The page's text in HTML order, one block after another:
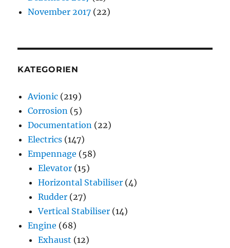
November 2017 (22)
KATEGORIEN
Avionic (219)
Corrosion (5)
Documentation (22)
Electrics (147)
Empennage (58)
Elevator (15)
Horizontal Stabiliser (4)
Rudder (27)
Vertical Stabiliser (14)
Engine (68)
Exhaust (12)